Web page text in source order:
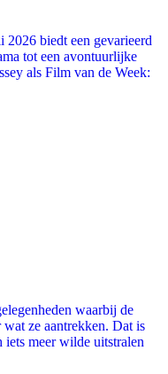
biedt een gevarieerd
tot een avontuurlijke
als Film van de Week:
waarbij de
wat ze aantrekken. Dat is
meer wilde uitstralen